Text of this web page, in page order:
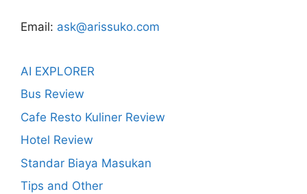
Email: ask@arissuko.com
AI EXPLORER
Bus Review
Cafe Resto Kuliner Review
Hotel Review
Standar Biaya Masukan
Tips and Other